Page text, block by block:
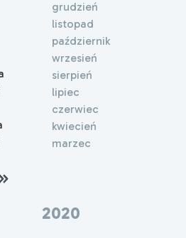
grudzień
listopad
październik
wrzesień
sierpień
lipiec
czerwiec
kwiecień
marzec
2020